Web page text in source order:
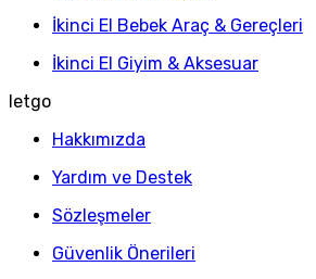
İkinci El Bebek Araç & Gereçleri
İkinci El Giyim & Aksesuar
letgo
Hakkımızda
Yardım ve Destek
Sözleşmeler
Güvenlik Önerileri